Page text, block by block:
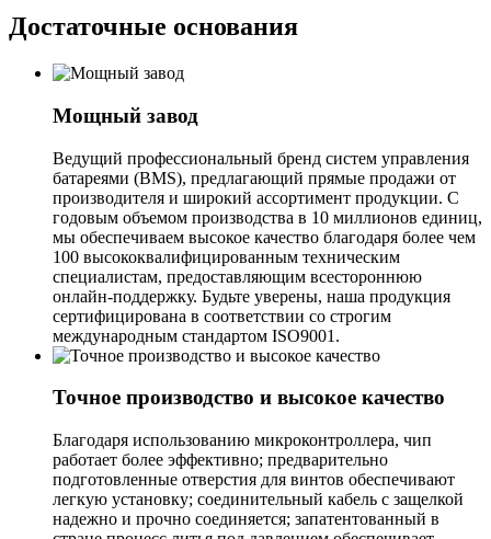
Достаточные основания
Мощный завод
Ведущий профессиональный бренд систем управления
батареями (BMS), предлагающий прямые продажи от
производителя и широкий ассортимент продукции. С
годовым объемом производства в 10 миллионов единиц,
мы обеспечиваем высокое качество благодаря более чем
100 высококвалифицированным техническим
специалистам, предоставляющим всестороннюю
онлайн-поддержку. Будьте уверены, наша продукция
сертифицирована в соответствии со строгим
международным стандартом ISO9001.
Точное производство и высокое качество
Благодаря использованию микроконтроллера, чип
работает более эффективно; предварительно
подготовленные отверстия для винтов обеспечивают
легкую установку; соединительный кабель с защелкой
надежно и прочно соединяется; запатентованный в